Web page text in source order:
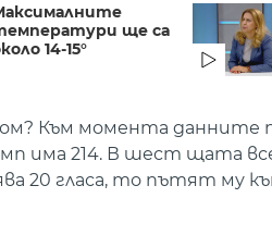
ще са
14-15°
Към момента данните
има 214. В шест щата
20 гласа, то пътят му